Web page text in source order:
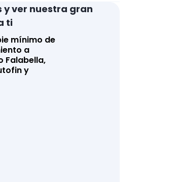
y ver nuestra gran
ti
mínimo de
a
Falabella,
y